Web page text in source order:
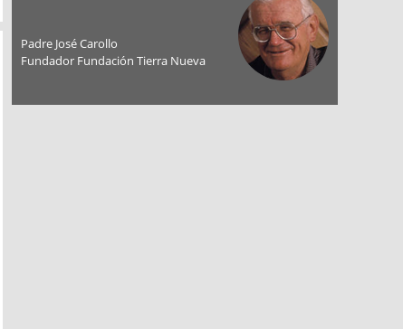
Padre José Carollo
Fundador Fundación Tierra Nueva